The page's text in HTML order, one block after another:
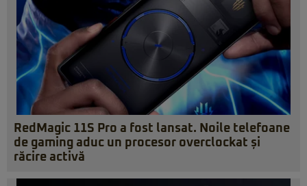
RedMagic 11S Pro a fost lansat. Noile telefoane
de gaming aduc un procesor overclockat și
răcire activă